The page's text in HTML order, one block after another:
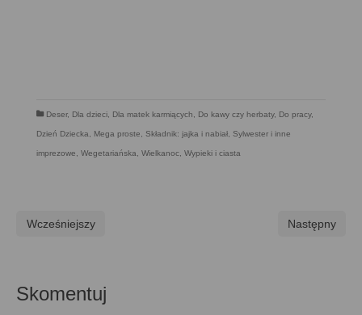
Deser, Dla dzieci Dla matek karmiących Do kawy czy herbaty, Do pracy,
Dzień Dziecka Mega proste Składnik: jajka i nabiał Sylwester i inne
imprezowe Wegetariańska Wielkanoc Wypieki i ciasta
Wcześniejszy Następny
Skomentuj